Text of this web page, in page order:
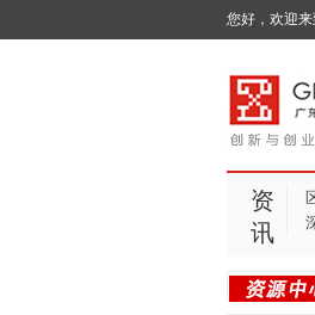
您好，欢迎来
资
讯